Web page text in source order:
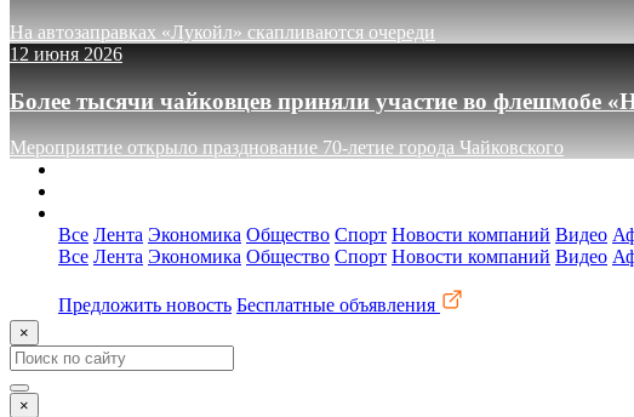
На автозаправках «Лукойл» скапливаются очереди
12 июня 2026
Более тысячи чайковцев приняли участие во флешмобе
Мероприятие открыло празднование 70-летие города Чайковского
Все Лента Экономика Общество Спорт Новости компаний Видео
Все Лента Экономика Общество Спорт Новости компаний Видео
Предложить новость Бесплатные объявления
×
×